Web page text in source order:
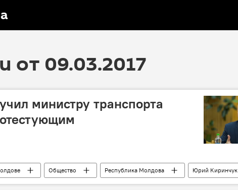
от 09.03.2017
министру транспорта
Общество Республика Молдова
Юрий Киринчук
зарплаты железнодорожники
протест